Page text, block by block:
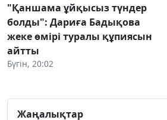
"Қаншама ұйқысыз түндер
болды": Дариға Бадықова
жеке өмірі туралы құпиясын
айтты
Бүгін, 20:02
Жаңалықтар